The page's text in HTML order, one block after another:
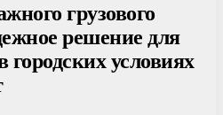
грузового
решение для
городских условиях